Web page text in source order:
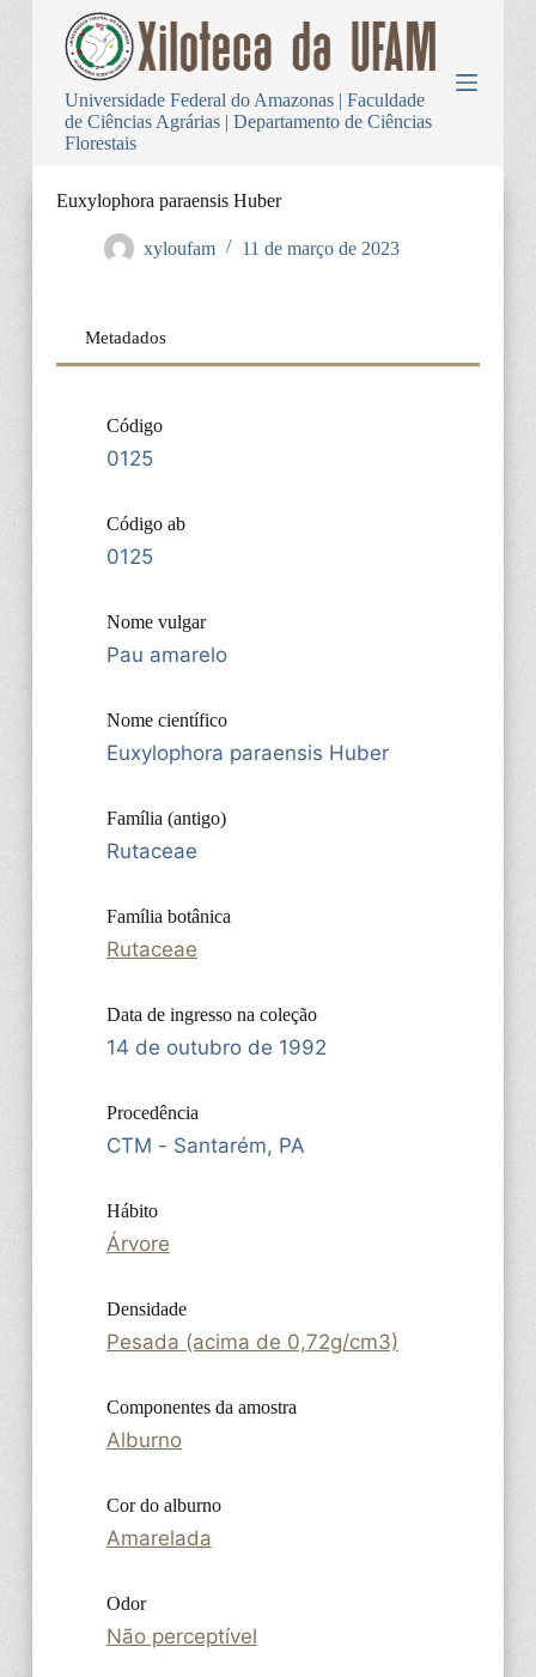
Universidade Federal do Amazonas | Faculdade
de Ciências Agrárias | Departamento de Ciências
Florestais
Euxylophora paraensis Huber
xyloufam 11 de março de 2023
Metadados
Código
0125
Código ab
0125
Nome vulgar
Pau amarelo
Nome científico
Euxylophora paraensis Huber
Família (antigo)
Rutaceae
Família botânica
Rutaceae
Data de ingresso na coleção
14 de outubro de 1992
Procedência
CTM - Santarém, PA
Hábito
Árvore
Densidade
Pesada (acima de 0,72g/cm3)
Componentes da amostra
Alburno
Cor do alburno
Amarelada
Odor
Não perceptível